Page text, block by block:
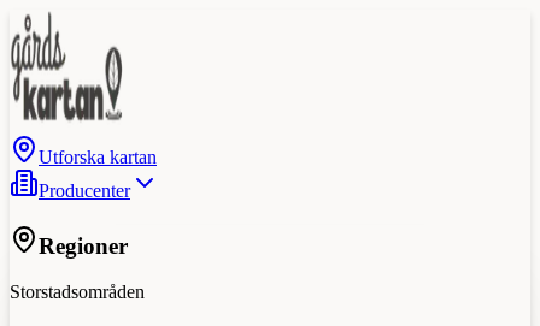
Utforska kartan
Producenter
Regioner
Storstadsområden